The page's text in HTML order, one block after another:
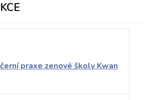
praxe zenové školy Kwan